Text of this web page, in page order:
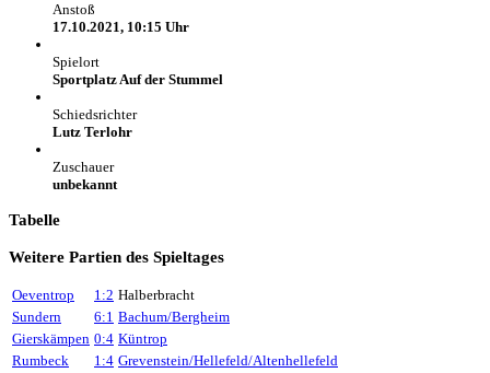
Anstoß
17.10.2021, 10:15 Uhr
Spielort
Sportplatz Auf der Stummel
Schiedsrichter
Lutz Terlohr
Zuschauer
unbekannt
Tabelle
Weitere Partien des Spieltages
Oeventrop 1:2 Halberbracht
Sundern
6:1 Bachum/Bergheim
Gierskämpen 0:4 Küntrop
Rumbeck
1:4 Grevenstein/Hellefeld/Altenhellefeld